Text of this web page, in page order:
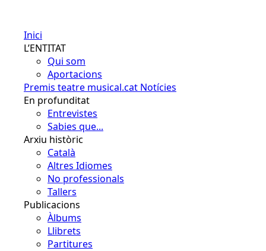
Inici
L’ENTITAT
Qui som
Aportacions
Premis teatre musical.cat Notícies
En profunditat
Entrevistes
Sabies que...
Arxiu històric
Català
Altres Idiomes
No professionals
Tallers
Publicacions
Àlbums
Llibrets
Partitures